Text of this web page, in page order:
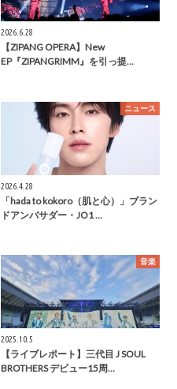
2026.6.28
【ZIPANG OPERA】New
EP『ZIPANGRIMM』を引っ提…
ニュース
2026.4.28
「hada to kokoro（肌と心）」ブラン
ドアンバサダー・JO1 …
音楽
2025.10.5
【ライブレポート】三代目 J SOUL
BROTHERS デビュー15周…